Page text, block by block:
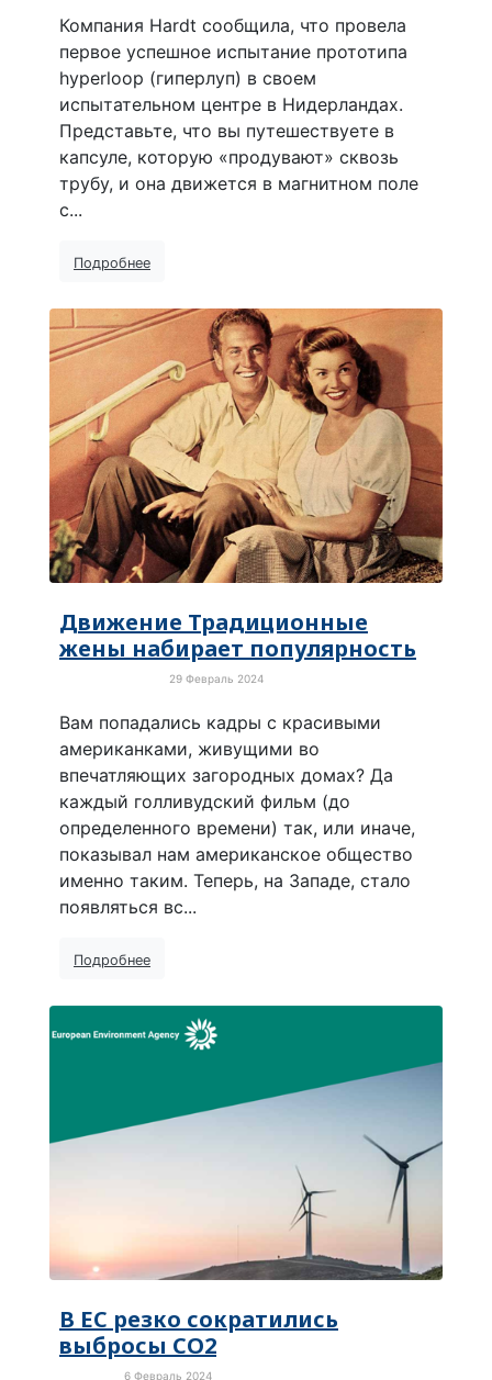
Компания Hardt сообщила, что провела
первое успешное испытание прототипа
hyperloop (гиперлуп) в своем
испытательном центре в Нидерландах.
Представьте, что вы путешествуете в
капсуле, которую «продувают» сквозь
трубу, и она движется в магнитном поле
с...
Подробнее
Движение Традиционные
жены набирает популярность
29 Февраль 2024
Вам попадались кадры с красивыми
американками, живущими во
впечатляющих загородных домах? Да
каждый голливудский фильм (до
определенного времени) так, или иначе,
показывал нам американское общество
именно таким. Теперь, на Западе, стало
появляться вс...
Подробнее
В ЕС резко сократились
выбросы CO2
6 Февраль 2024